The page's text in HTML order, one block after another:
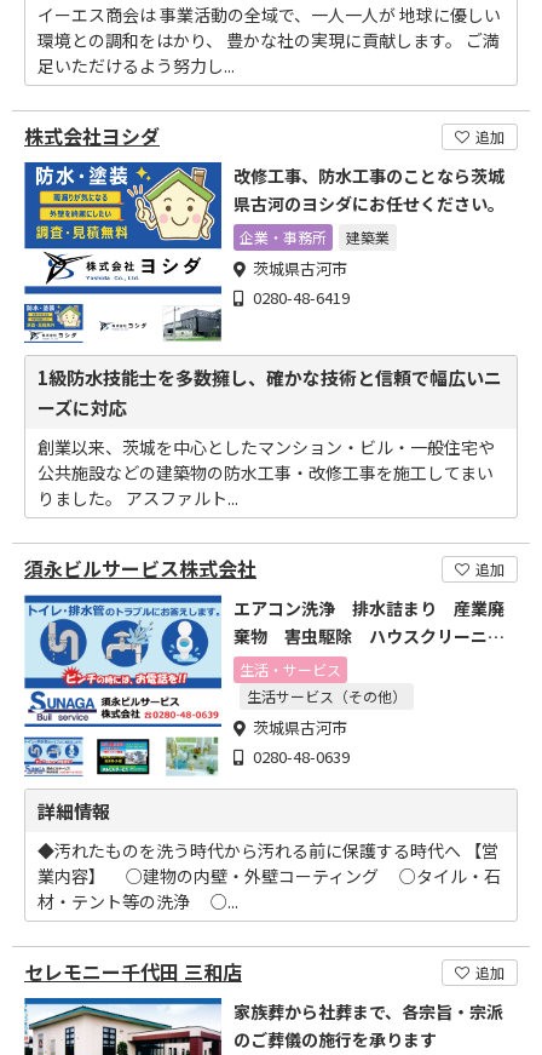
イーエス商会は 事業活動の全域で、一人一人が 地球に優しい
環境との調和をはかり、 豊かな社の実現に貢献します。 ご満
足いただけるよう努力し...
株式会社ヨシダ 追加
改修工事、防水工事のことなら茨城
県古河のヨシダにお任せください。
企業・事務所 建築業
茨城県古河市
0280-48-6419
1級防水技能士を多数擁し、確かな技術と信頼で幅広いニ
ーズに対応
創業以来、茨城を中心としたマンション・ビル・一般住宅や
公共施設などの建築物の防水工事・改修工事を施工してまい
りました。 アスファルト...
須永ビルサービス株式会社 追加
エアコン洗浄 排水詰まり 産業廃
棄物 害虫駆除 ハウスクリーニン
グ生活・サービス
生活サービス（その他）
茨城県古河市
0280-48-0639
詳細情報
◆汚れたものを洗う時代から汚れる前に保護する時代へ 【営
業内容】 ○建物の内壁・外壁コーティング ○タイル・石
材・テント等の洗浄 ○...
セレモニー千代田 三和店 追加
家族葬から社葬まで、各宗旨・宗派
のご葬儀の施行を承ります